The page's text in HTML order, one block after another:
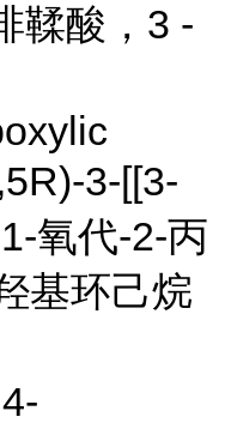
鞣酸，3 -
3-[[3-
氧代-2-丙
基环己烷